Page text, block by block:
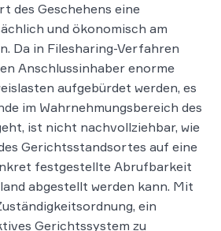
des Geschehens eine
und ökonomisch am
Da in Filesharing-Verfahren
Anschlussinhaber enorme
aufgebürdet werden, es
im Wahrnehmungsbereich des
ist nicht nachvollziehbar, wie
Gerichtsstandsortes auf eine
festgestellte Abrufbarkeit
abgestellt werden kann. Mit
ein
Gerichtssystem zu